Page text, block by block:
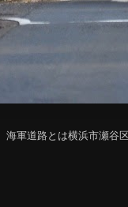
海軍道路とは横浜市瀬谷